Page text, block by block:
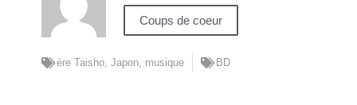
Coups de coeur
ère Taisho,Japon, musique BD